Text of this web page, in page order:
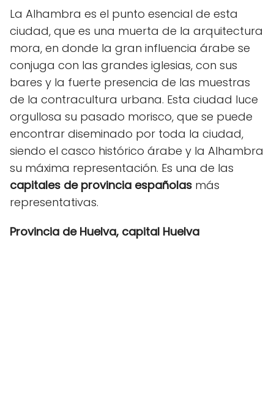
La Alhambra es el punto esencial de esta
ciudad, que es una muerta de la arquitectura
mora, en donde la gran influencia árabe se
conjuga con las grandes iglesias, con sus
bares y la fuerte presencia de las muestras
de la contracultura urbana. Esta ciudad luce
orgullosa su pasado morisco, que se puede
encontrar diseminado por toda la ciudad,
siendo el casco histórico árabe y la Alhambra
su máxima representación. Es una de las
capitales de provincia españolas más
representativas.
Provincia de Huelva, capital Huelva